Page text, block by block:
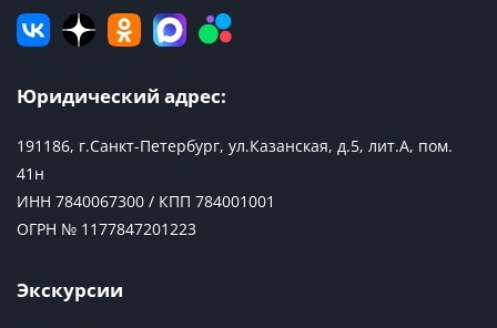
Юридический адрес:
191186, г.Санкт-Петербург, ул.Казанская, д.5, лит.А, пом.
41н
ИНН 7840067300 / КПП 784001001
ОГРН № 1177847201223
Экскурсии